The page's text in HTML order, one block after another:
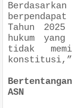
Tahun
hukum
tidak
konstitusi,”
ASN